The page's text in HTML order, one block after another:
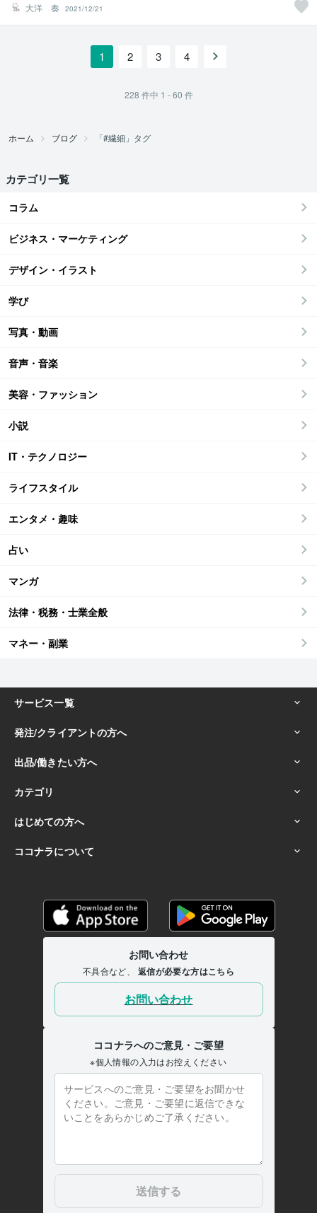
大洋 奏
2021/12/21
1 2 3 4
228 件中 1 - 60 件
ホーム ブログ 「#繊細」タグ
カテゴリ一覧
コラム
ビジネス・マーケティング
デザイン・イラスト
学び
写真・動画
音声・音楽
美容・ファッション
小説
IT・テクノロジー
ライフスタイル
エンタメ・趣味
占い
マンガ
法律・税務・士業全般
マネー・副業